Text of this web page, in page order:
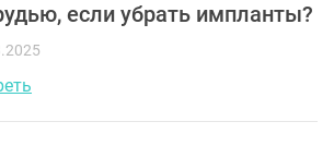
если убрать импланты?